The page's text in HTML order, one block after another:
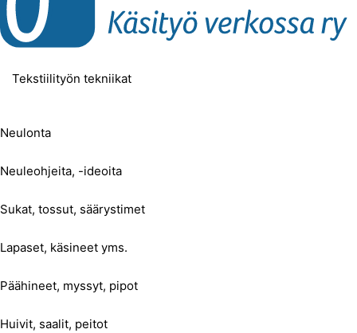
Tekstiilityön tekniikat
Neulonta
Neuleohjeita, -ideoita
Sukat, tossut, säärystimet
Lapaset, käsineet yms.
Päähineet, myssyt, pipot
Huivit, saalit, peitot